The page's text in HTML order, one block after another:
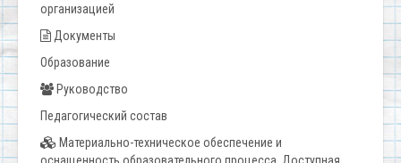
организацией
Документы
Образование
Руководство
Педагогический состав
Материально-техническое обеспечение и